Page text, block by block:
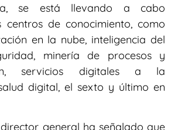
se está llevando a cabo
centros de conocimiento, como
en la nube, inteligencia del
minería de procesos y
servicios digitales a la
digital, el sexto y último en
general ha señalado que